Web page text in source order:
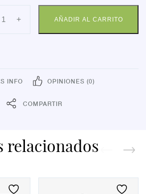
INDASEC
EXTRA+ AÑADIR AL CARRITO
INFO OPINIONES (0)
COMPARTIR
relacionados